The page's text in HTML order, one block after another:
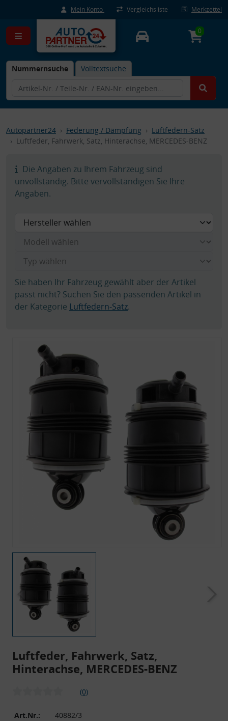
Mein Konto Vergleichsliste Merkzettel
Nummernsuche Volltextsuche
0
Autopartner24 Federung / Dämpfung
Luftfedern-Satz
Luftfeder, Fahrwerk, Satz, Hinterachse, MERCEDES-BENZ
Die Angaben zu Ihrem Fahrzeug sind
unvollständig. Bitte vervollständigen Sie Ihre
Angaben.
Sie haben Ihr Fahrzeug gewählt aber der Artikel
passt nicht? Suchen Sie den passenden Artikel in
der Kategorie Luftfedern-Satz.
Luftfeder, Fahrwerk, Satz,
Hinterachse, MERCEDES-BENZ
(0)
Art.Nr.:
40882/3